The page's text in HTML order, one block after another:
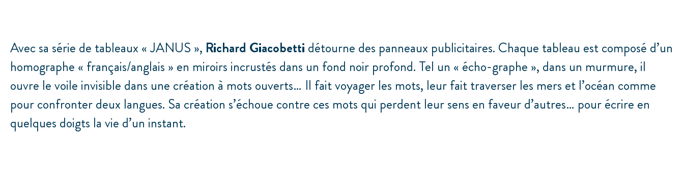
Avec sa série de tableaux « JANUS », Richard Giacobetti détourne des panneaux publicitaires. Chaque tableau est composé d’un
homographe « français/anglais » en miroirs incrustés dans un fond noir profond. Tel un « écho-graphe », dans un murmure, il
ouvre le voile invisible dans une création à mots ouverts… Il fait voyager les mots, leur fait traverser les mers et l’océan comme
pour confronter deux langues. Sa création s’échoue contre ces mots qui perdent leur sens en faveur d’autres… pour écrire en
quelques doigts la vie d’un instant.